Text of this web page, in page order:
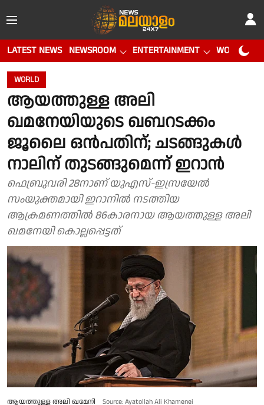
LATEST NEWS NEWSROOM ENTERTAINMENT WORLD CUP
WORLD
ആയത്തുള്ള അലി
ഖമനേയിയുടെ ഖബറടക്കം
ജൂലൈ ഒൻപതിന്; ചടങ്ങുകൾ
നാലിന് തുടങ്ങുമെന്ന് ഇറാൻ
ഫെബ്രുവരി 28നാണ് യുഎസ്-ഇസ്രയേല്‍
സംയുക്തമായി ഇറാനിൽ നടത്തിയ
ആക്രമണത്തിൽ 86കാരനായ ആയത്തുള്ള അലി
ഖമനേയി കൊല്ലപ്പെട്ടത്
ആയത്തുള്ള അലി ഖമേനി Source: Ayatollah Ali Khamenei